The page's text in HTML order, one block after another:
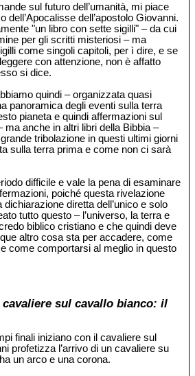
sul futuro dell’umanità, mi piace
dell’Apocalisse dell’apostolo Giovanni.
"un libro con sette sigilli" – da cui
per gli scritti misteriosi – ma
come singoli capitoli, per ì dire, e se
con attenzione, non è affatto
si dice.
quindi – organizzata quasi
panoramica degli eventi sulla terra
pianeta e quindi affermazioni sul
ma anche in altri libri della Bibbia –
tribolazione in questi ultimi giorni
sulla terra prima e come non ci sarà
difficile e vale la pena di esaminare
poiché questa rivelazione
diretta dell’unico e solo
tutto questo – l’universo, la terra e
biblico cristiano e che quindi deve
altro cosa sta per accadere, come
come comportarsi al meglio in questo
sul cavallo bianco: il
finali iniziano con il cavaliere sul
profetizza l’arrivo di un cavaliere su
un arco e una corona.